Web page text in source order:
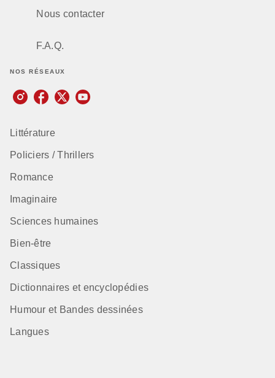
Nous contacter
F.A.Q.
NOS RÉSEAUX
Littérature
Policiers / Thrillers
Romance
Imaginaire
Sciences humaines
Bien-être
Classiques
Dictionnaires et encyclopédies
Humour et Bandes dessinées
Langues